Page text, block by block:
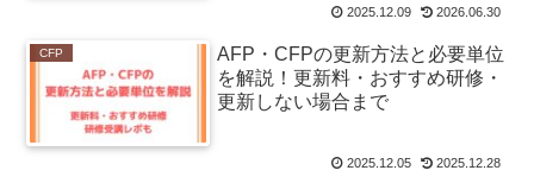
2025.12.09 2026.06.30
CFP
AFP・CFPの更新方法と必要単位
を解説！更新料・おすすめ研修・
更新しない場合まで
2025.12.05 2025.12.28